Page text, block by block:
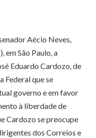
Aécio Neves,
São Paulo, a
Eduardo Cardozo, de
Federal que se
governo e em favor
à liberdade de
Cardozo se preocupe
dos Correios e